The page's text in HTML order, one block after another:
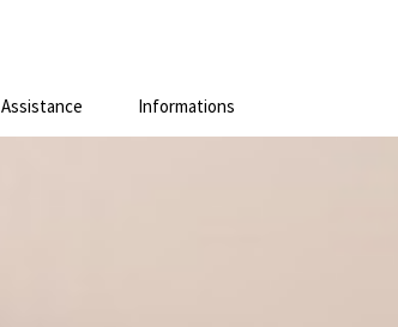
Assistance Informations